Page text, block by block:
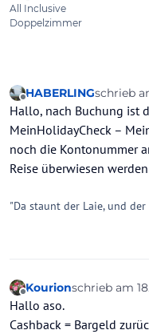
Offline
HABERLINGschrieb
zuletzt
Hallo, nach Buchung ist
MeinHolidayCheck –
noch die Kontonummer
Reise überwiesen
"Da staunt der Laie, und
Offline
Kourionschrieb am
zuletzt
Hallo aso.
Cashback = Bargeld